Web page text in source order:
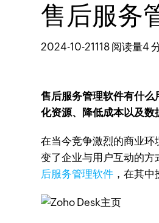
售后服务
2024-10-21118 阅读量4
售后服务管理软件有什
化资源、降低成本以及数
在当今竞争激烈的商业
变了企业与用户互动的
后服务管理软件 ，在其中